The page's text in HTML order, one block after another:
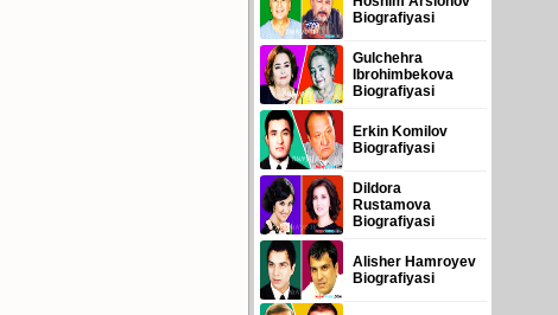
Biografiyasi
Gulchehra
Ibrohimbekova
Biografiyasi
Erkin Komilov
Biografiyasi
Dildora
Rustamova
Biografiyasi
Alisher Hamroyev
Biografiyasi